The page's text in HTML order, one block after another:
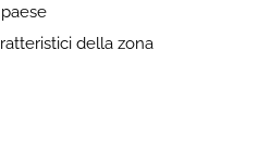
della zona